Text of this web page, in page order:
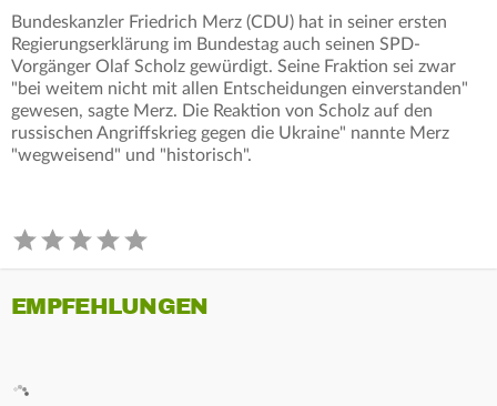
Bundeskanzler Friedrich Merz (CDU) hat in seiner ersten
Regierungserklärung im Bundestag auch seinen SPD-
Vorgänger Olaf Scholz gewürdigt. Seine Fraktion sei zwar
"bei weitem nicht mit allen Entscheidungen einverstanden"
gewesen, sagte Merz. Die Reaktion von Scholz auf den
russischen Angriffskrieg gegen die Ukraine" nannte Merz
"wegweisend" und "historisch".
EMPFEHLUNGEN